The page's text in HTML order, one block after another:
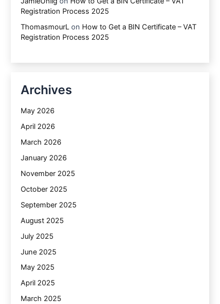
Registration Process 2025
ThomasmourL on How to Get a BIN Certificate – VAT
Registration Process 2025
Archives
May 2026
April 2026
March 2026
January 2026
November 2025
October 2025
September 2025
August 2025
July 2025
June 2025
May 2025
April 2025
March 2025